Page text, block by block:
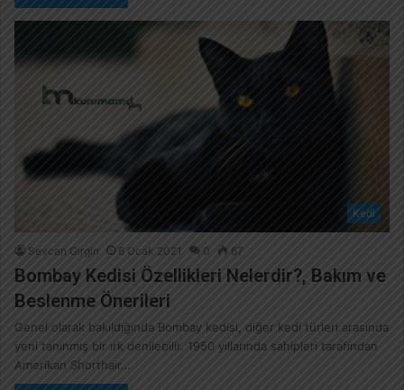
Kedi
Sevcan Girgin 6 Ocak 2021 0 67
Bombay Kedisi Özellikleri Nelerdir?, Bakım ve
Beslenme Önerileri
Genel olarak bakıldığında Bombay kedisi, diğer kedi türleri arasında
yeni tanınmış bir ırk denilebilir. 1950 yıllarında sahipleri tarafından
Amerikan Shorthair…